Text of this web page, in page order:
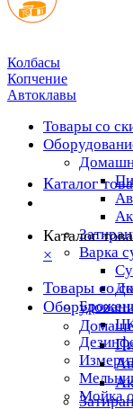
Колбасы
Копчение
Автоклавы
Товары со
Варка
Мойка
Каталог
Каталог
×
Товары со